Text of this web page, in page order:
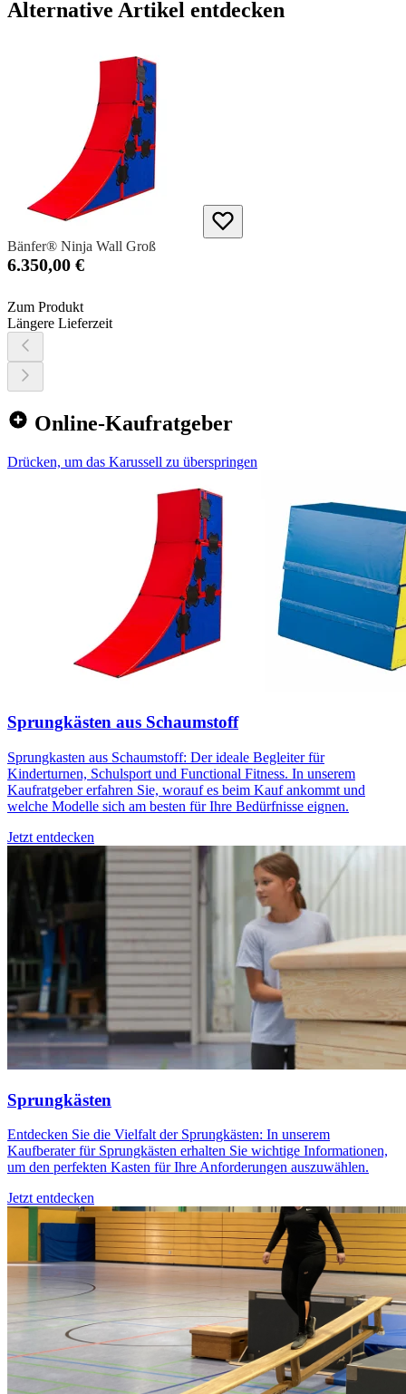
Alternative Artikel entdecken
Bänfer® Ninja Wall Groß
6.350,00 €
Zum Produkt
Längere Lieferzeit
Online-Kaufratgeber
Drücken, um das Karussell zu überspringen
Sprungkästen aus Schaumstoff
Sprungkasten aus Schaumstoff: Der ideale Begleiter für
Kinderturnen, Schulsport und Functional Fitness. In unserem
Kaufratgeber erfahren Sie, worauf es beim Kauf ankommt und
welche Modelle sich am besten für Ihre Bedürfnisse eignen.
Jetzt entdecken
Sprungkästen
Entdecken Sie die Vielfalt der Sprungkästen: In unserem
Kaufberater für Sprungkästen erhalten Sie wichtige Informationen,
um den perfekten Kasten für Ihre Anforderungen auszuwählen.
Jetzt entdecken